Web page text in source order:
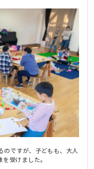
のですが、子どもも、大人
受けました。